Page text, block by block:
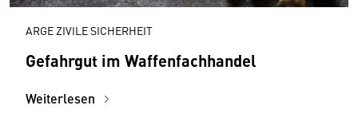
ARGE ZIVILE SICHERHEIT
Gefahrgut im Waffenfachhandel
Weiterlesen